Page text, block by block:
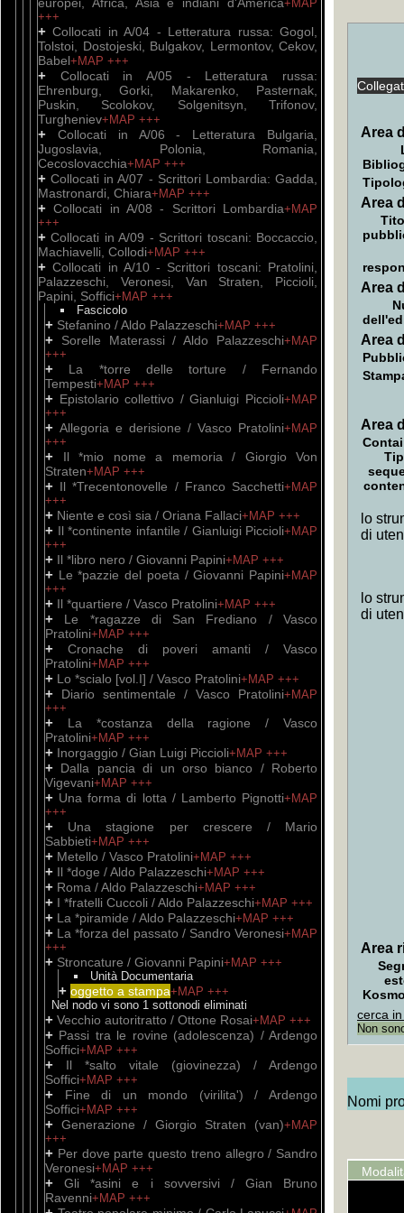
+MAP
+++
+Collocati in A/04 - Letteratura russa: Gogol,
Tolstoi, Dostojeski, Bulgakov, Lermontov, Cekov,
Babel+MAP +++
+ Collocati in A/05 - Letteratura russa:
Ehrenburg, Gorki, Makarenko, Pasternak,
Puskin, Scolokov, Solgenitsyn, Trifonov,
Turgheniev+MAP +++
+ Collocati in A/06 - Letteratura Bulgaria,
Jugoslavia, Polonia, Romania,
Cecoslovacchia+MAP +++
+Collocati in A/07 - Scrittori Lombardia: Gadda,
Mastronardi, Chiara+MAP +++
+Collocati in A/08 - Scrittori Lombardia+MAP
+++
+Collocati in A/09 - Scrittori toscani: Boccaccio,
Machiavelli, Collodi+MAP +++
+Collocati in A/10 - Scrittori toscani: Pratolini,
Palazzeschi, Veronesi, Van Straten, Piccioli,
Papini, Soffici+MAP +++
Fascicolo
+ Stefanino / Aldo Palazzeschi+MAP +++
+ Sorelle Materassi / Aldo Palazzeschi+MAP
+++
+ La *torre delle torture / Fernando
Tempesti+MAP +++
+ Epistolario collettivo / Gianluigi Piccioli+MAP
+++
+ Allegoria e derisione / Vasco Pratolini+MAP
+++
+
Il *mio nome a memoria / Giorgio Von
Straten+MAP +++
+ Il *Trecentonovelle / Franco Sacchetti+MAP
+++
+ Niente e così sia / Oriana Fallaci+MAP +++
+ Il *continente infantile / Gianluigi Piccioli+MAP
+++
+ Il *libro nero / Giovanni Papini+MAP +++
+ Le *pazzie del poeta / Giovanni Papini+MAP
+++
+ Il *quartiere / Vasco Pratolini+MAP +++
+ Le *ragazze di San Frediano / Vasco
Pratolini+MAP +++
+ Cronache di poveri amanti / Vasco
Pratolini+MAP +++
+ Lo *scialo [vol.I] / Vasco Pratolini+MAP +++
+ Diario sentimentale / Vasco Pratolini+MAP
+++
+
La *costanza della ragione / Vasco
Pratolini+MAP +++
+ Inorgaggio / Gian Luigi Piccioli+MAP +++
+ Dalla pancia di un orso bianco / Roberto
Vigevani+MAP +++
+ Una forma di lotta / Lamberto Pignotti+MAP
+++
+ Una stagione per crescere / Mario
Sabbieti+MAP +++
+ Metello / Vasco Pratolini+MAP +++
+ Il *doge / Aldo Palazzeschi+MAP +++
+ Roma / Aldo Palazzeschi+MAP +++
+ I *fratelli Cuccoli / Aldo Palazzeschi+MAP +++
+ La *piramide / Aldo Palazzeschi+MAP +++
+ La *forza del passato / Sandro Veronesi+MAP
+++
+ Stroncature / Giovanni Papini+MAP +++
Unità Documentaria
+ oggetto a stampa+MAP +++
Nel nodo vi sono 1 sottonodi eliminati
+ Vecchio autoritratto / Ottone Rosai+MAP +++
+ Passi tra le rovine (adolescenza) / Ardengo
Soffici+MAP +++
+ Il *salto vitale (giovinezza) / Ardengo
Soffici+MAP +++
+
Fine di un mondo (virilita') / Ardengo
Soffici+MAP +++
+ Generazione / Giorgio Straten (van)+MAP
+++
+ Per dove parte questo treno allegro / Sandro
Veronesi+MAP +++
+Gli *asini e i sovversivi / Gian Bruno
Ravenni+MAP +++
Area
Area
Area
Area
Area
lo
di
lo
di
Area
cerca
Non
Nomi